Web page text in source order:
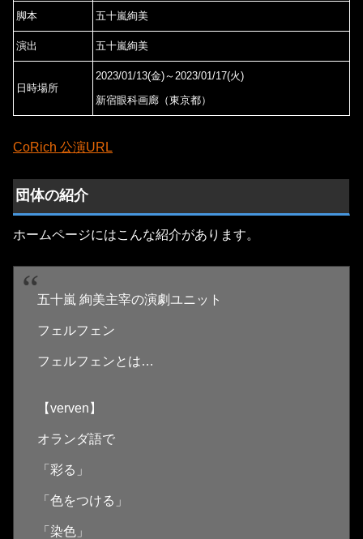
脚本 五十嵐絢美
演出 五十嵐絢美
日時場所
2023/01/13(金)～2023/01/17(火)
新宿眼科画廊（東京都）
CoRich 公演URL
団体の紹介
ホームページにはこんな紹介があります。
五十嵐 絢美主宰の演劇ユニット
​フェルフェン
フェルフェンとは…
【verven】
オランダ語で
「彩る」
「色をつける」
「染色」